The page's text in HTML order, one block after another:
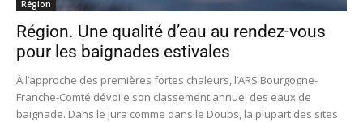
Région
Région. Une qualité d’eau au rendez-vous
pour les baignades estivales
À l’approche des premières fortes chaleurs, l’ARS Bourgogne-
Franche-Comté dévoile son classement annuel des eaux de
baignade. Dans le Jura comme dans le Doubs, la plupart des sites